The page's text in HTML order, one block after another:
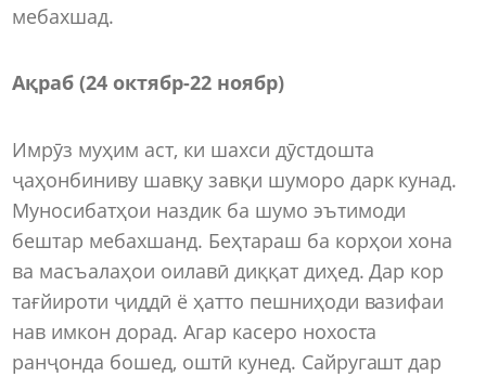
мебахшад.
Ақраб (24 октябр-22 ноябр)
Имрӯз муҳим аст, ки шахси дӯстдошта
ҷаҳонбиниву шавқу завқи шуморо дарк кунад.
Муносибатҳои наздик ба шумо эътимоди
бештар мебахшанд. Беҳтараш ба корҳои хона
ва масъалаҳои оилавӣ диққат диҳед. Дар кор
тағйироти ҷиддӣ ё ҳатто пешниҳоди вазифаи
нав имкон дорад. Агар касеро нохоста
ранҷонда бошед, оштӣ кунед. Сайругашт дар